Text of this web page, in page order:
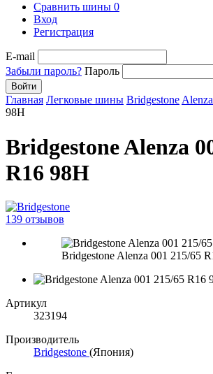
Сравнить шины 0
Вход
Регистрация
E-mail
Забыли пароль? Пароль
Войти
Главная Легковые шины Bridgestone
98H
Bridgestone Alenza
R16 98H
139 отзывов
Bridgestone Alenza 001 215/65
Артикул
323194
Производитель
Bridgestone (Япония)